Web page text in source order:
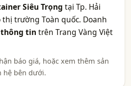
Siêu Trọng tại Tp. Hải
thị trường Toàn quốc. Doanh
tin trên Trang Vàng Việt
báo giá, hoặc xem thêm sản
hệ bên dưới.